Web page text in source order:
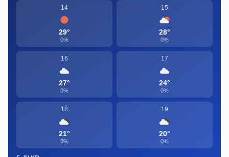
14
29°
0%
15
28°
0%
16
27°
0%
17
24°
0%
18
21°
0%
19
20°
0%